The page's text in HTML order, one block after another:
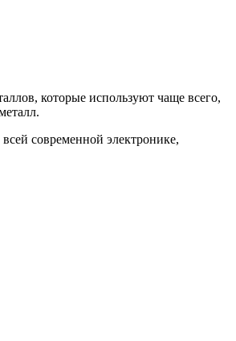
которые используют чаще всего,
современной электронике,